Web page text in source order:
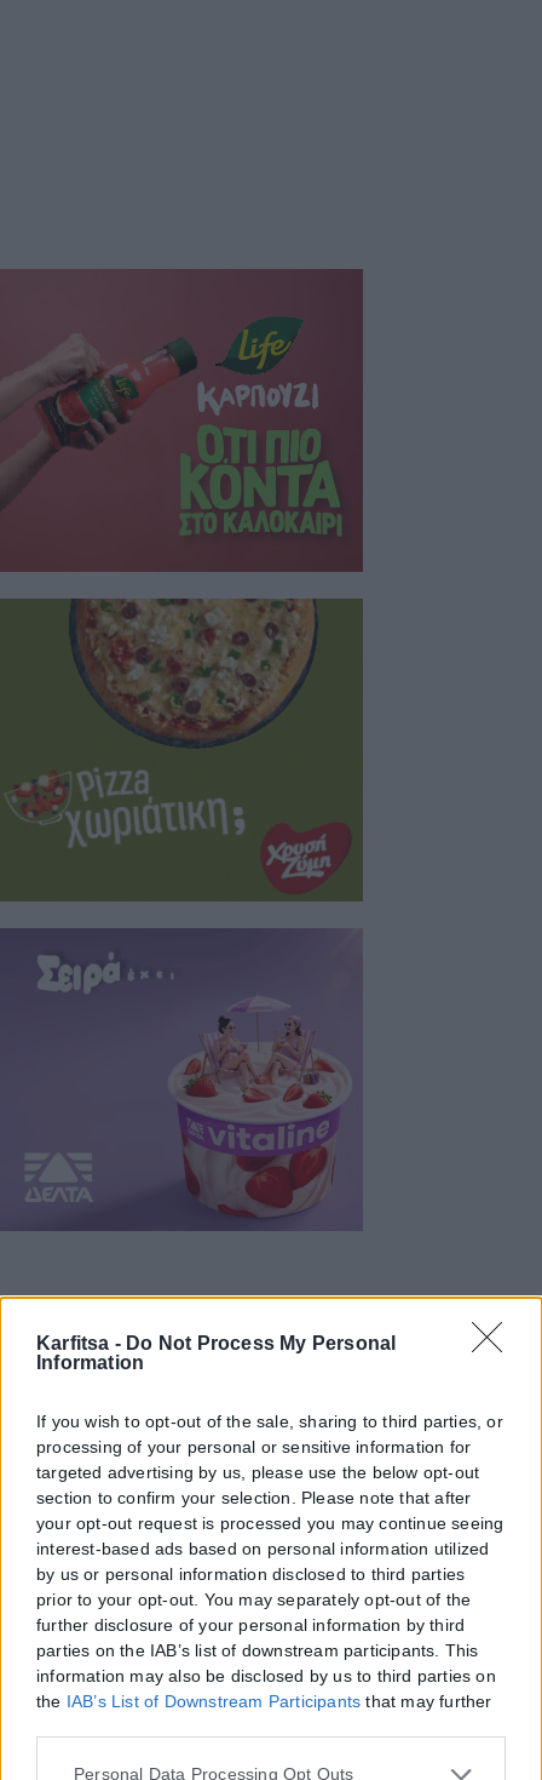
Karfitsa - Do Not Process My Personal
Information
If you wish to opt-out of the sale, sharing to third parties, or
processing of your personal or sensitive information for
targeted advertising by us, please use the below opt-out
section to confirm your selection. Please note that after
your opt-out request is processed you may continue seeing
interest-based ads based on personal information utilized
by us or personal information disclosed to third parties
prior to your opt-out. You may separately opt-out of the
further disclosure of your personal information by third
parties on the IAB’s list of downstream participants. This
information may also be disclosed by us to third parties on
the IAB’s List of Downstream Participants that may further
Please note that this website/app uses one or more Google
Personal Data Processing Opt Outs